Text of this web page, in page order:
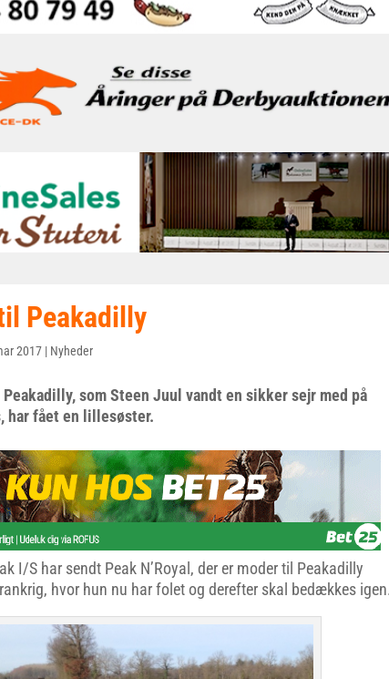
Peakadilly
2017 | Nyheder
som Steen Juul vandt en sikker sejr med på
har fået en lillesøster.
I/S har sendt Peak N’Royal, der er moder til Peakadilly
hvor hun nu har folet og derefter skal bedækkes igen.